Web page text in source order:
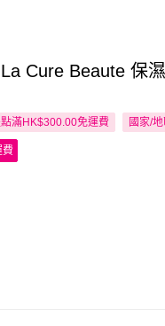
La Cure Beaute 保
點滿HK$300.00免運費 國家/
費